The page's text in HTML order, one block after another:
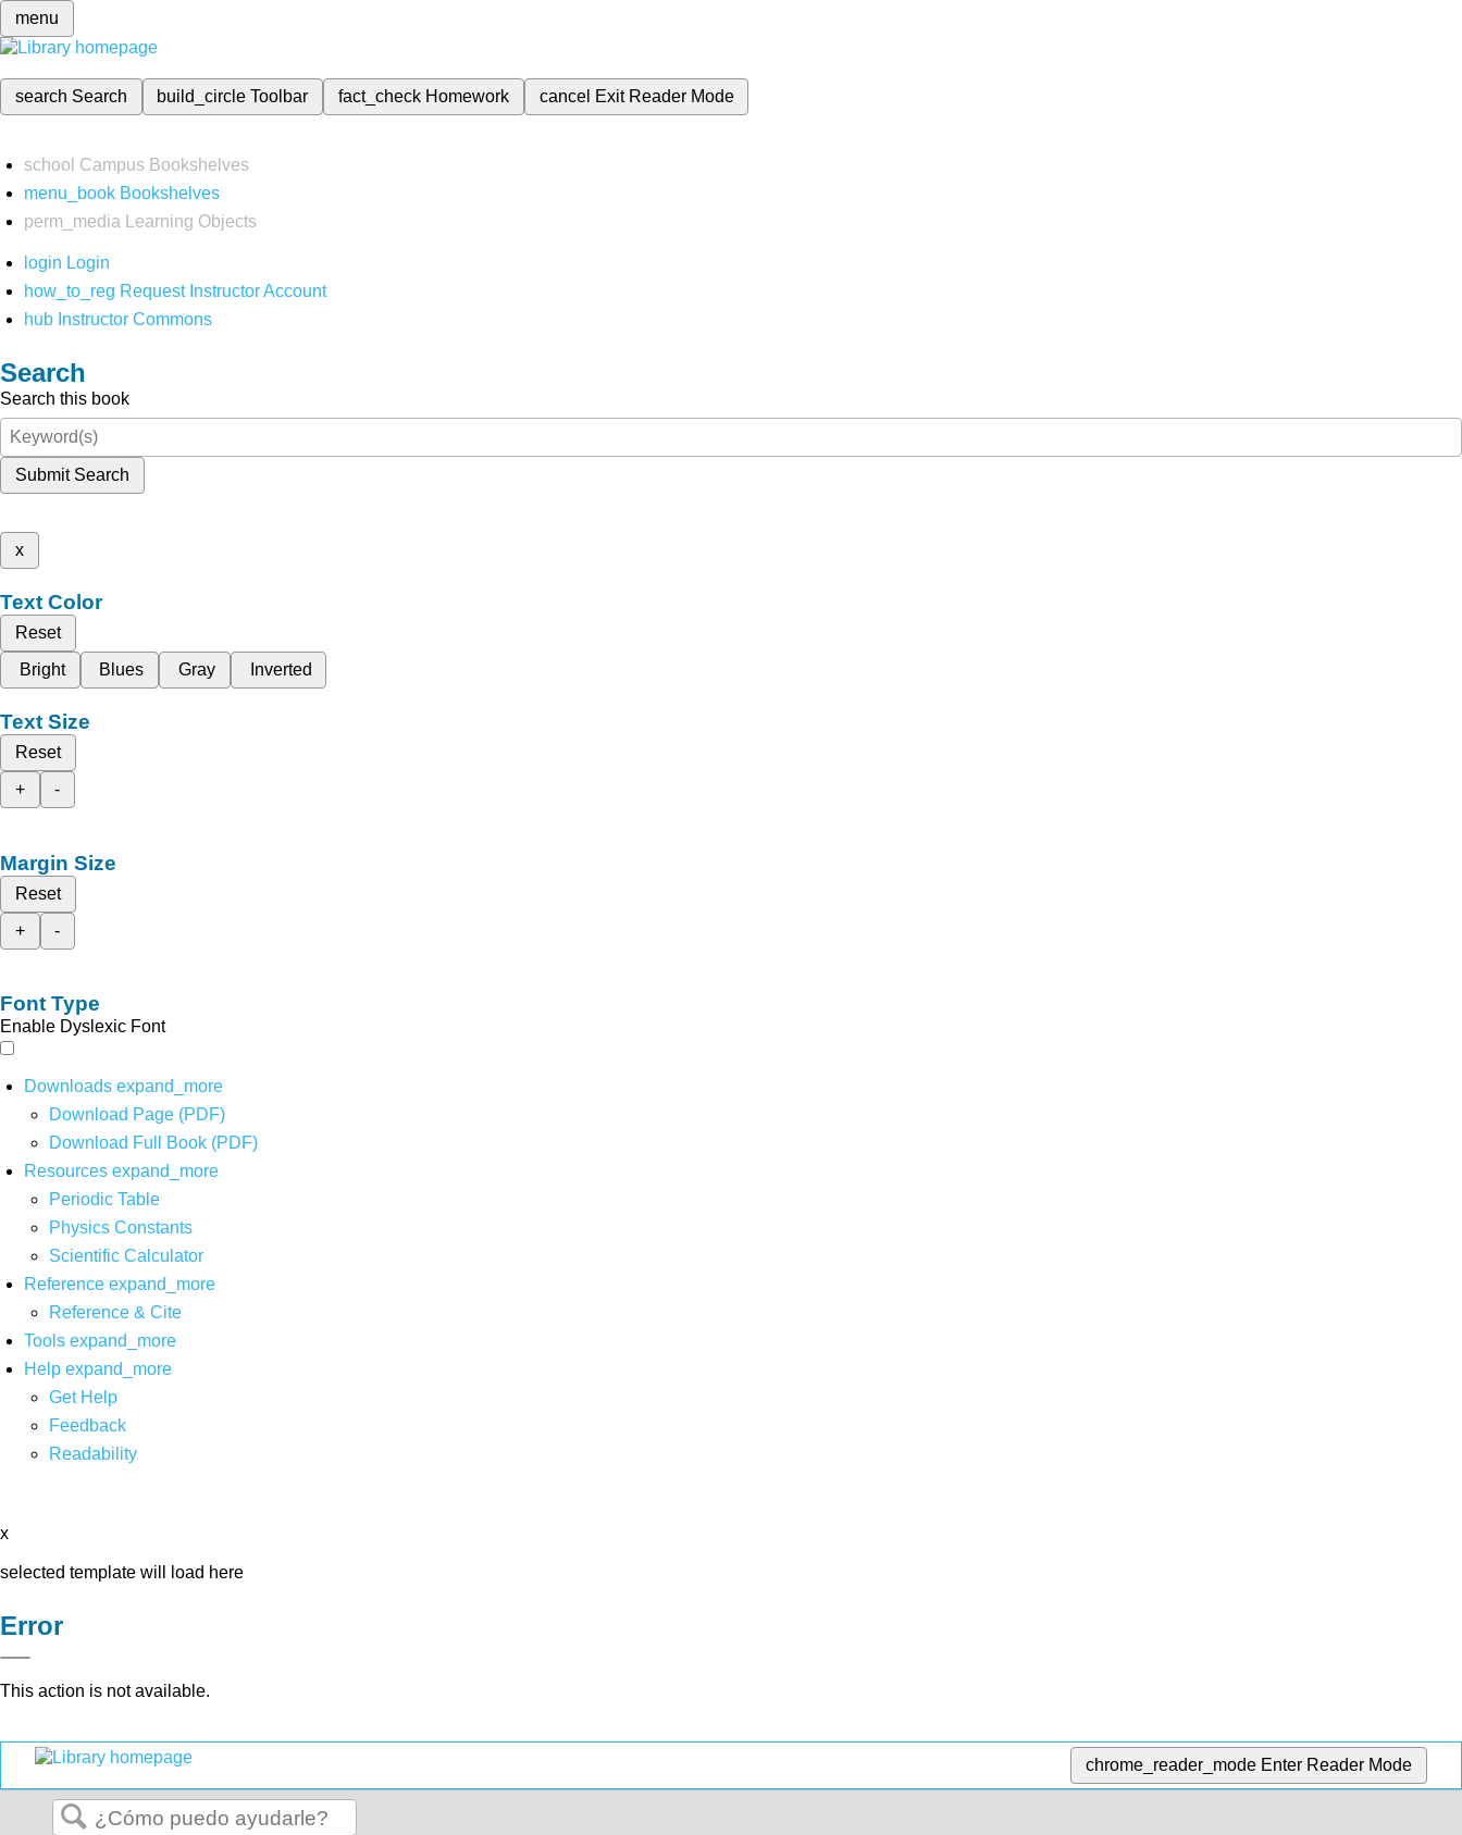
menu
search Search build_circleToolbar fact_check Homework cancel Exit Reader Mode
school Campus Bookshelves
menu_book Bookshelves
perm_media
Learning Objects
login Login
how_to_reg Request Instructor Account
hub Instructor Commons
Search
Search this book
Submit Search
x
Text Color
Reset
Bright
Blues Gray Inverted
Text Size
Reset
+
-
Margin Size
Reset
+
-
Font Type
Enable Dyslexic Font
Downloads expand_more
Download Page (PDF)
Download Full Book (PDF)
Resources expand_more
Periodic Table
Physics Constants
Scientific Calculator
Reference expand_more
Reference & Cite
Tools expand_more
Help expand_more
Get Help
Feedback
Readability
x
selected template will load here
Error
This action is not available.
chrome_reader_mode Enter Reader Mode